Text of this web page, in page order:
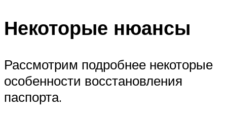
Некоторые нюансы
Рассмотрим подробнее некоторые
особенности восстановления
паспорта.